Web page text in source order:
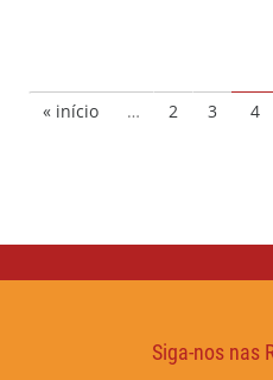
« início … 2 3 4
Siga-nos nas